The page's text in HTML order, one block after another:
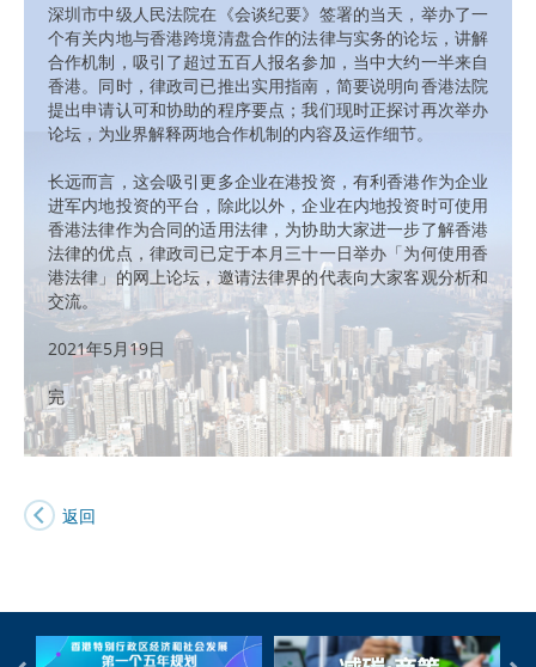
深圳市中级人民法院在《会谈纪要》签署的当天，举办了一
个有关内地与香港跨境清盘合作的法律与实务的论坛，讲解
合作机制，吸引了超过五百人报名参加，当中大约一半来自
香港。同时，律政司已推出实用指南，简要说明向香港法院
提出申请认可和协助的程序要点；我们现时正探讨再次举办
论坛，为业界解释两地合作机制的内容及运作细节。
长远而言，这会吸引更多企业在港投资，有利香港作为企业
进军内地投资的平台，除此以外，企业在内地投资时可使用
香港法律作为合同的适用法律，为协助大家进一步了解香港
法律的优点，律政司已定于本月三十一日举办「为何使用香
港法律」的网上论坛，邀请法律界的代表向大家客观分析和
交流。
2021年5月19日
完
返回